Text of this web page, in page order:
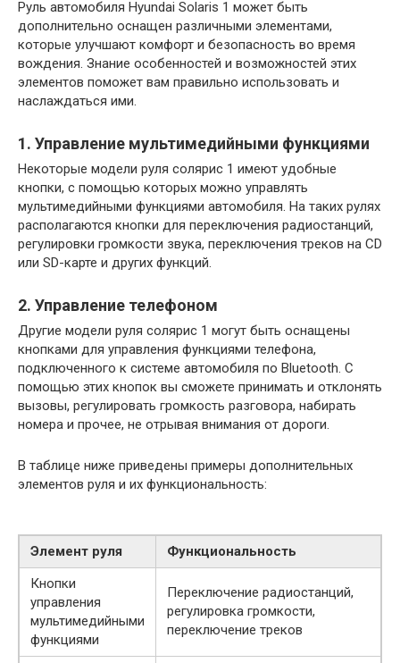
Руль автомобиля Hyundai Solaris 1 может быть
дополнительно оснащен различными элементами,
которые улучшают комфорт и безопасность во время
вождения. Знание особенностей и возможностей этих
элементов поможет вам правильно использовать и
наслаждаться ими.
1. Управление мультимедийными функциями
Некоторые модели руля солярис 1 имеют удобные
кнопки, с помощью которых можно управлять
мультимедийными функциями автомобиля. На таких рулях
располагаются кнопки для переключения радиостанций,
регулировки громкости звука, переключения треков на CD
или SD-карте и других функций.
2. Управление телефоном
Другие модели руля солярис 1 могут быть оснащены
кнопками для управления функциями телефона,
подключенного к системе автомобиля по Bluetooth. С
помощью этих кнопок вы сможете принимать и отклонять
вызовы, регулировать громкость разговора, набирать
номера и прочее, не отрывая внимания от дороги.
В таблице ниже приведены примеры дополнительных
элементов руля и их функциональность:
Элемент руля
Функциональность
Кнопки
управления
мультимедийными
функциями
Переключение радиостанций,
регулировка громкости,
переключение треков